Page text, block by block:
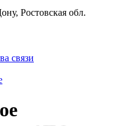
Ростовская обл.
связи